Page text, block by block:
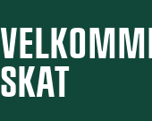
SKAT